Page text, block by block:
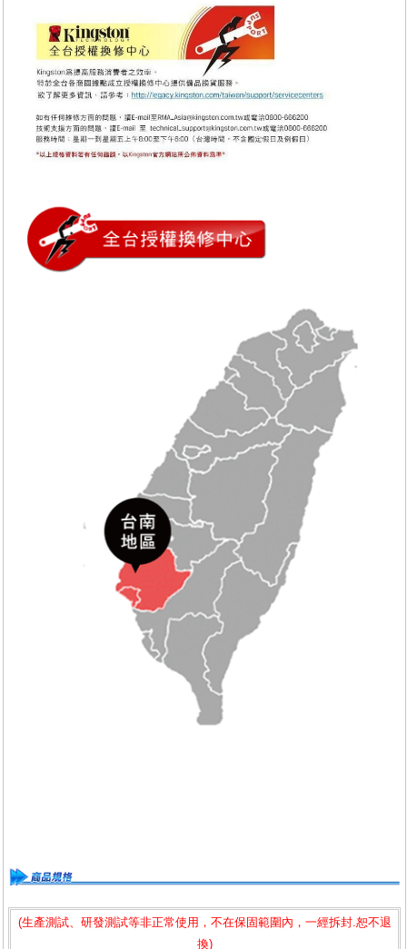
(生產測試、研發測試等非正常使用，不在保固範圍內，一經拆封.恕不退
換)